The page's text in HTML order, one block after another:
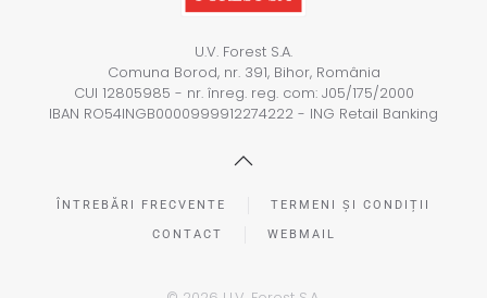
U.V. Forest S.A.
Comuna Borod, nr. 391, Bihor, România
CUI 12805985 - nr. înreg. reg. com: J05/175/2000
IBAN RO54INGB0000999912274222 - ING Retail Banking
ÎNTREBĂRI FRECVENTE TERMENI ȘI CONDIȚII
CONTACT WEBMAIL